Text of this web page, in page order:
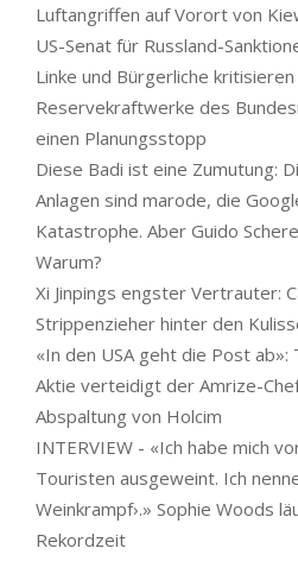
Luftangriffen auf Vorort von
US-Senat für Russland-
Linke und Bürgerliche
Reservekraftwerke des
einen Planungsstopp
Diese Badi ist eine Zumutung:
Anlagen sind marode, die
Katastrophe. Aber Guido
Warum?
Xi Jinpings engster Vertrauter:
Strippenzieher hinter den
«In den USA geht die Post
Aktie verteidigt der Amrize-Chef
Abspaltung von Holcim
INTERVIEW - «Ich habe mich
Touristen ausgeweint. Ich
Weinkrampf›.» Sophie Woods
Rekordzeit